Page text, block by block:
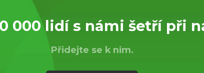
000 lidí s námi šetří při
Přidejte se k nim.